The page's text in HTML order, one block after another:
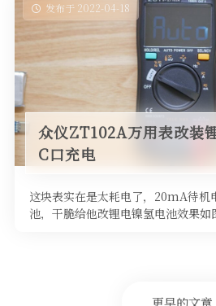
发布于 2022-04-18
众仪ZT102A万用表改装
C口充电
这块表实在是太耗电了，20mA待机
池，干脆给他改锂电镍氢电池效果
更早的文章